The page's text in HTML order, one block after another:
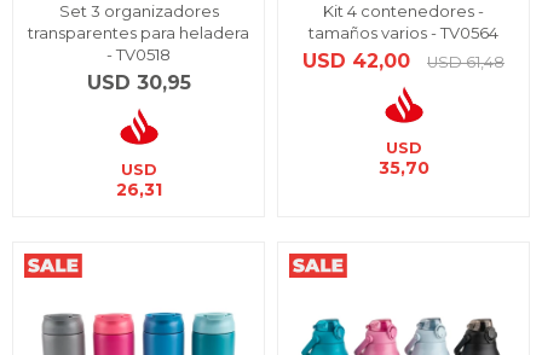
Set 3 organizadores
transparentes para heladera
- TV0518
USD 30,95
USD
26,31
Kit 4 contenedores -
tamaños varios - TV0564
USD 42,00 USD 61,48
USD
35,70